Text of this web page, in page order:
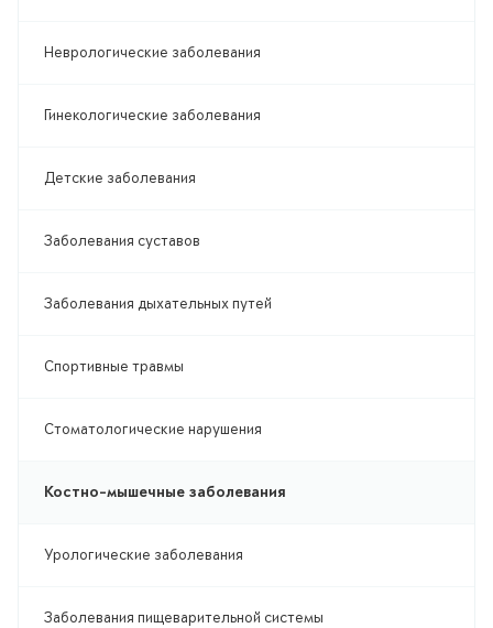
Неврологические заболевания
Гинекологические заболевания
Детские заболевания
Заболевания суставов
Заболевания дыхательных путей
Спортивные травмы
Стоматологические нарушения
Костно-мышечные заболевания
Урологические заболевания
Заболевания пищеварительной системы